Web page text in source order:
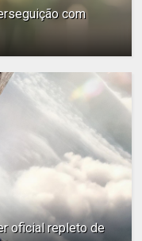
com
oficial repleto de